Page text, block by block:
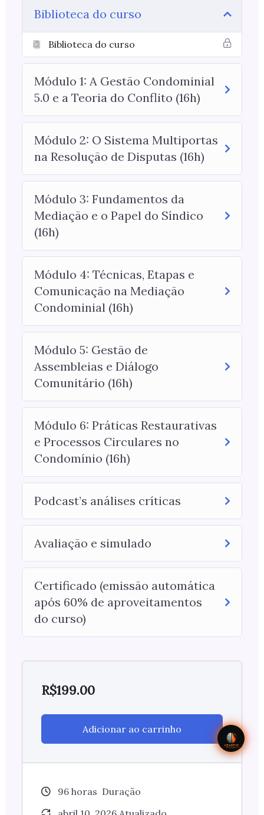
Biblioteca do curso
Biblioteca do curso
Módulo 1: A Gestão Condominial
5.0 e a Teoria do Conflito (16h)
Módulo 2: O Sistema Multiportas
na Resolução de Disputas (16h)
Módulo 3: Fundamentos da
Mediação e o Papel do Síndico
(16h)
Módulo 4: Técnicas, Etapas e
Comunicação na Mediação
Condominial (16h)
Módulo 5: Gestão de
Assembleias e Diálogo
Comunitário (16h)
Módulo 6: Práticas Restaurativas
e Processos Circulares no
Condomínio (16h)
Podcast’s análises críticas
Avaliação e simulado
Certificado (emissão automática
após 60% de aproveitamentos
do curso)
R$199.00
Adicionar ao carrinho
96horas Duração